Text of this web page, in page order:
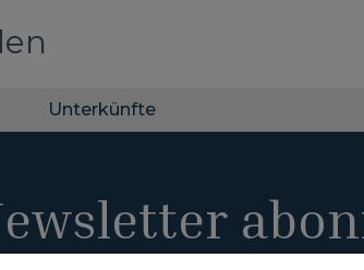
Unterkünfte